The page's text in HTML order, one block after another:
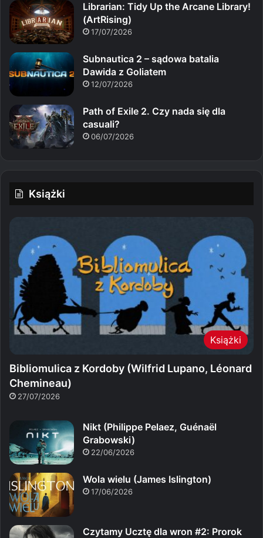
Librarian: Tidy Up the Arcane Library!
(ArtRising)
17/07/2026
Subnautica 2 – sądowa batalia
Dawida z Goliatem
12/07/2026
Path of Exile 2. Czy nada się dla
casuali?
06/07/2026
Książki
Książki
Bibliomulica z Kordoby (Wilfrid Lupano, Léonard
Chemineau)
27/07/2026
Nikt (Philippe Pelaez, Guénaël
Grabowski)
22/06/2026
Wola wielu (James Islington)
17/06/2026
Czytamy Ucztę dla wron #2: Prorok